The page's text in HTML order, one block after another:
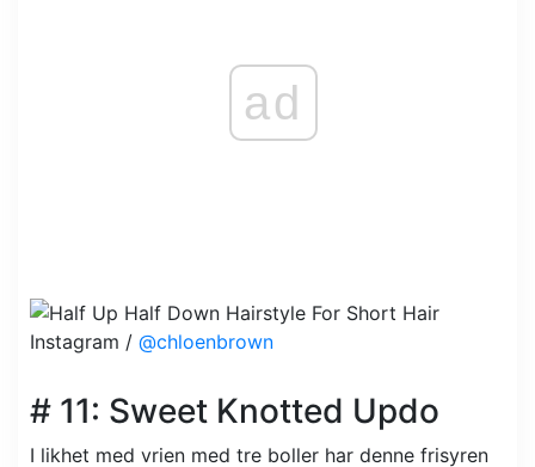
ad
Instagram / @chloenbrown
# 11: Sweet Knotted Updo
I likhet med vrien med tre boller har denne frisyren